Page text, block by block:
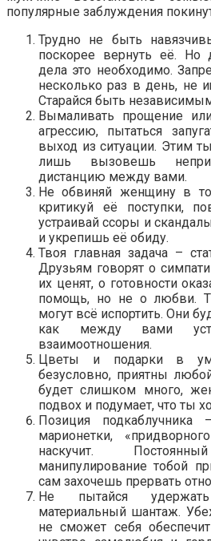
популярные заблуждения
Трудно не быть
поскорее вернуть её. Но
дела это необходимо.
несколько раз в день, не
Старайся быть
Вымаливать прощение
агрессию, пытаться
выход из ситуации. Этим
лишь вызовешь
дистанцию между вами.
Не обвиняй женщину в
критикуй её поступки,
устраивай ссоры и
и укрепишь её обиду.
Твоя главная задача –
Друзьям говорят о
их ценят, о готовности
помощь, но не о любви.
могут всё испортить. Они
как между вами
взаимоотношения.
Цветы и подарки в
безусловно, приятны
будет слишком много,
подвох и подумает, что ты
Позиция
марионетки,
наскучит.
манипулирование тобой
сам захочешь прервать
Не пытайся
материальный шантаж.
не сможет себя